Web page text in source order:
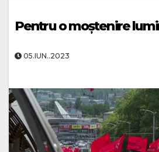
Pentru o moștenire
05.IUN..2023